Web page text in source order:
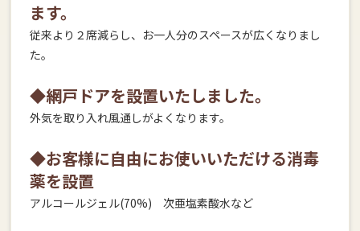
ます。
従来より２席減らし、お一人分のスペースが広くなりまし
た。
◆網戸ドアを設置いたしました。
外気を取り入れ風通しがよくなります。
◆お客様に自由にお使いいただける消毒
薬を設置
アルコールジェル(70%) 次亜塩素酸水など